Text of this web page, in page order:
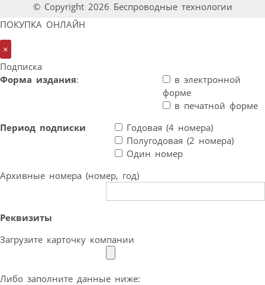
© Copyright 2026 Беспроводные технологии
ПОКУПКА ОНЛАЙН
×
Подписка
Форма издания:
в электронной
форме
в печатной форме
Период подписки
Годовая (4 номера)
Полугодовая (2 номера)
Один номер
Архивные номера (номер, год)
Реквизиты
Загрузите карточку компании
Либо заполните данные ниже: